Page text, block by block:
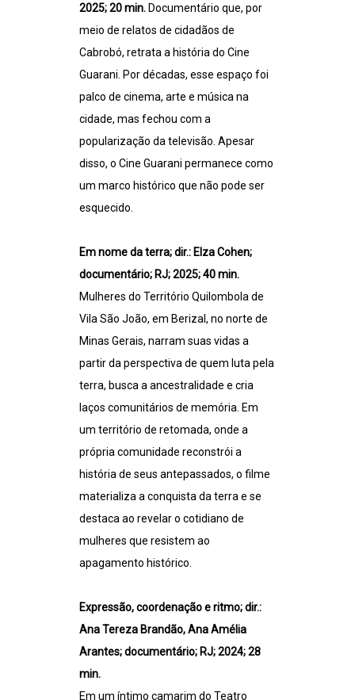
2025; 20 min. Documentário que, por
meio de relatos de cidadãos de
Cabrobó, retrata a história do Cine
Guarani. Por décadas, esse espaço foi
palco de cinema, arte e música na
cidade, mas fechou com a
popularização da televisão. Apesar
disso, o Cine Guarani permanece como
um marco histórico que não pode ser
esquecido.
Em nome da terra; dir.: Elza Cohen;
documentário; RJ; 2025; 40 min.
Mulheres do Território Quilombola de
Vila São João, em Berizal, no norte de
Minas Gerais, narram suas vidas a
partir da perspectiva de quem luta pela
terra, busca a ancestralidade e cria
laços comunitários de memória. Em
um território de retomada, onde a
própria comunidade reconstrói a
história de seus antepassados, o filme
materializa a conquista da terra e se
destaca ao revelar o cotidiano de
mulheres que resistem ao
apagamento histórico.
Expressão, coordenação e ritmo; dir.:
Ana Tereza Brandão, Ana Amélia
Arantes; documentário; RJ; 2024; 28
min.
Em um íntimo camarim do Teatro